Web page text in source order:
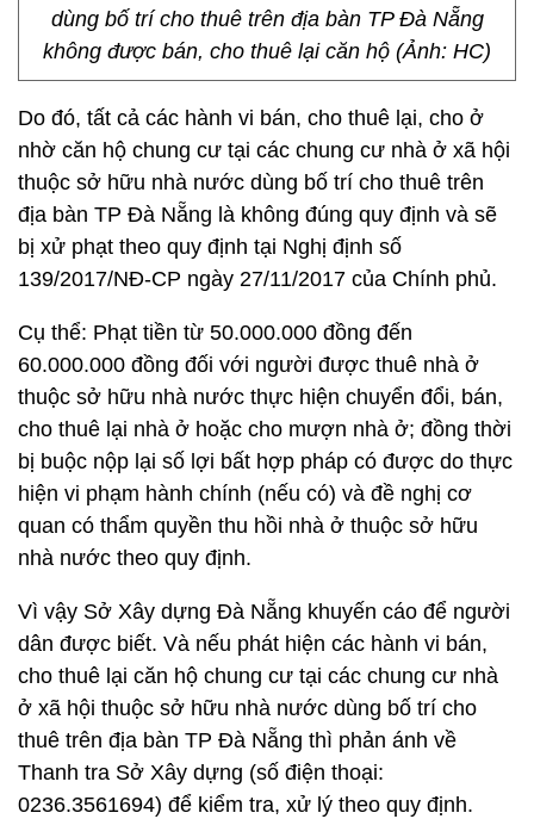
dùng bố trí cho thuê trên địa bàn TP Đà Nẵng
không được bán, cho thuê lại căn hộ (Ảnh: HC)
Do đó, tất cả các hành vi bán, cho thuê lại, cho ở
nhờ căn hộ chung cư tại các chung cư nhà ở xã hội
thuộc sở hữu nhà nước dùng bố trí cho thuê trên
địa bàn TP Đà Nẵng là không đúng quy định và sẽ
bị xử phạt theo quy định tại Nghị định số
139/2017/NĐ-CP ngày 27/11/2017 của Chính phủ.
Cụ thể: Phạt tiền từ 50.000.000 đồng đến
60.000.000 đồng đối với người được thuê nhà ở
thuộc sở hữu nhà nước thực hiện chuyển đổi, bán,
cho thuê lại nhà ở hoặc cho mượn nhà ở; đồng thời
bị buộc nộp lại số lợi bất hợp pháp có được do thực
hiện vi phạm hành chính (nếu có) và đề nghị cơ
quan có thẩm quyền thu hồi nhà ở thuộc sở hữu
nhà nước theo quy định.
Vì vậy Sở Xây dựng Đà Nẵng khuyến cáo để người
dân được biết. Và nếu phát hiện các hành vi bán,
cho thuê lại căn hộ chung cư tại các chung cư nhà
ở xã hội thuộc sở hữu nhà nước dùng bố trí cho
thuê trên địa bàn TP Đà Nẵng thì phản ánh về
Thanh tra Sở Xây dựng (số điện thoại:
0236.3561694) để kiểm tra, xử lý theo quy định.